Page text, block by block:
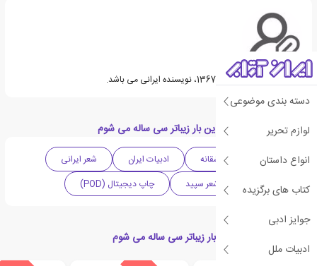
دسته بندی موضوعی
لوازم تحریر
انواع داستان
کتاب های برگزیده
جوایز ادبی
ادبیات ملل
سعیده اجلالی متولد سال 1367، نویسنده ایرانی می باشد.
دسته بندی های کتاب این بار زیباتر سی ساله می شوم
اجتماعی عاشقانه ادبیات ایران
شعر ایرانی
شعر معاصر
شعر سپید چاپ دیجیتال (POD)
کتاب های مرتبط با این بار زیباتر سی ساله می شوم